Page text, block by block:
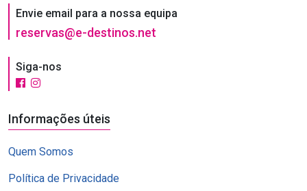
Envie email para a nossa equipa
reservas@e-destinos.net
Siga-nos
Informações úteis
Quem Somos
Política de Privacidade